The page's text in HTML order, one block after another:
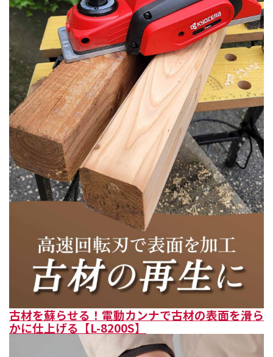
古材を蘇らせる！電動カンナで古材の表面を滑ら
かに仕上げる【L-8200S】